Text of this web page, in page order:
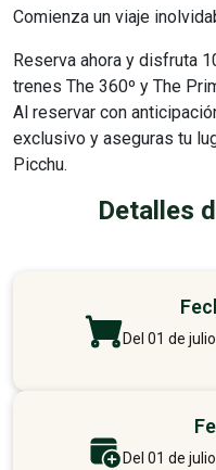
Comienza un viaje
Reserva ahora y disfruta
trenes The 360º y The
Al reservar con
exclusivo y aseguras tu
Picchu.
Detalles
Del 01 de
Del 01 de